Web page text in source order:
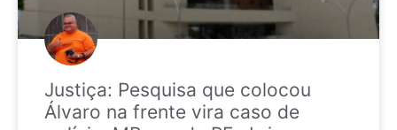
Justiça: Pesquisa que colocou
Álvaro na frente vira caso de